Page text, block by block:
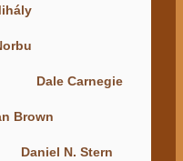
Dale Carnegie
Brown
Daniel N. Stern